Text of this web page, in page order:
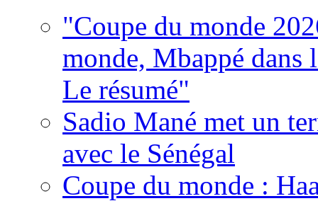
"Coupe du monde
monde, Mbappé dans
Le résumé"
Sadio Mané met un
avec le Sénégal
Coupe du monde :